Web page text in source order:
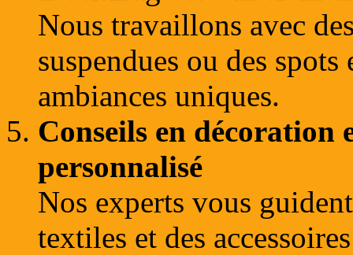
Nous travaillons avec
suspendues ou des
ambiances uniques.
Conseils en décoration
personnalisé
Nos experts vous
textiles et des